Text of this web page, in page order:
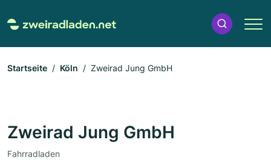
Startseite Köln Zweirad Jung GmbH
Zweirad Jung GmbH
Fahrradladen